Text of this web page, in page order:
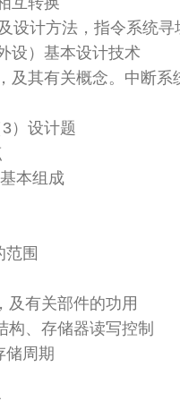
设计方法，指令系统寻
设）基本设计技术
及其有关概念。中断系
）设计题
本组成
围
及有关部件的功用
构、存储器读写控制
储周期